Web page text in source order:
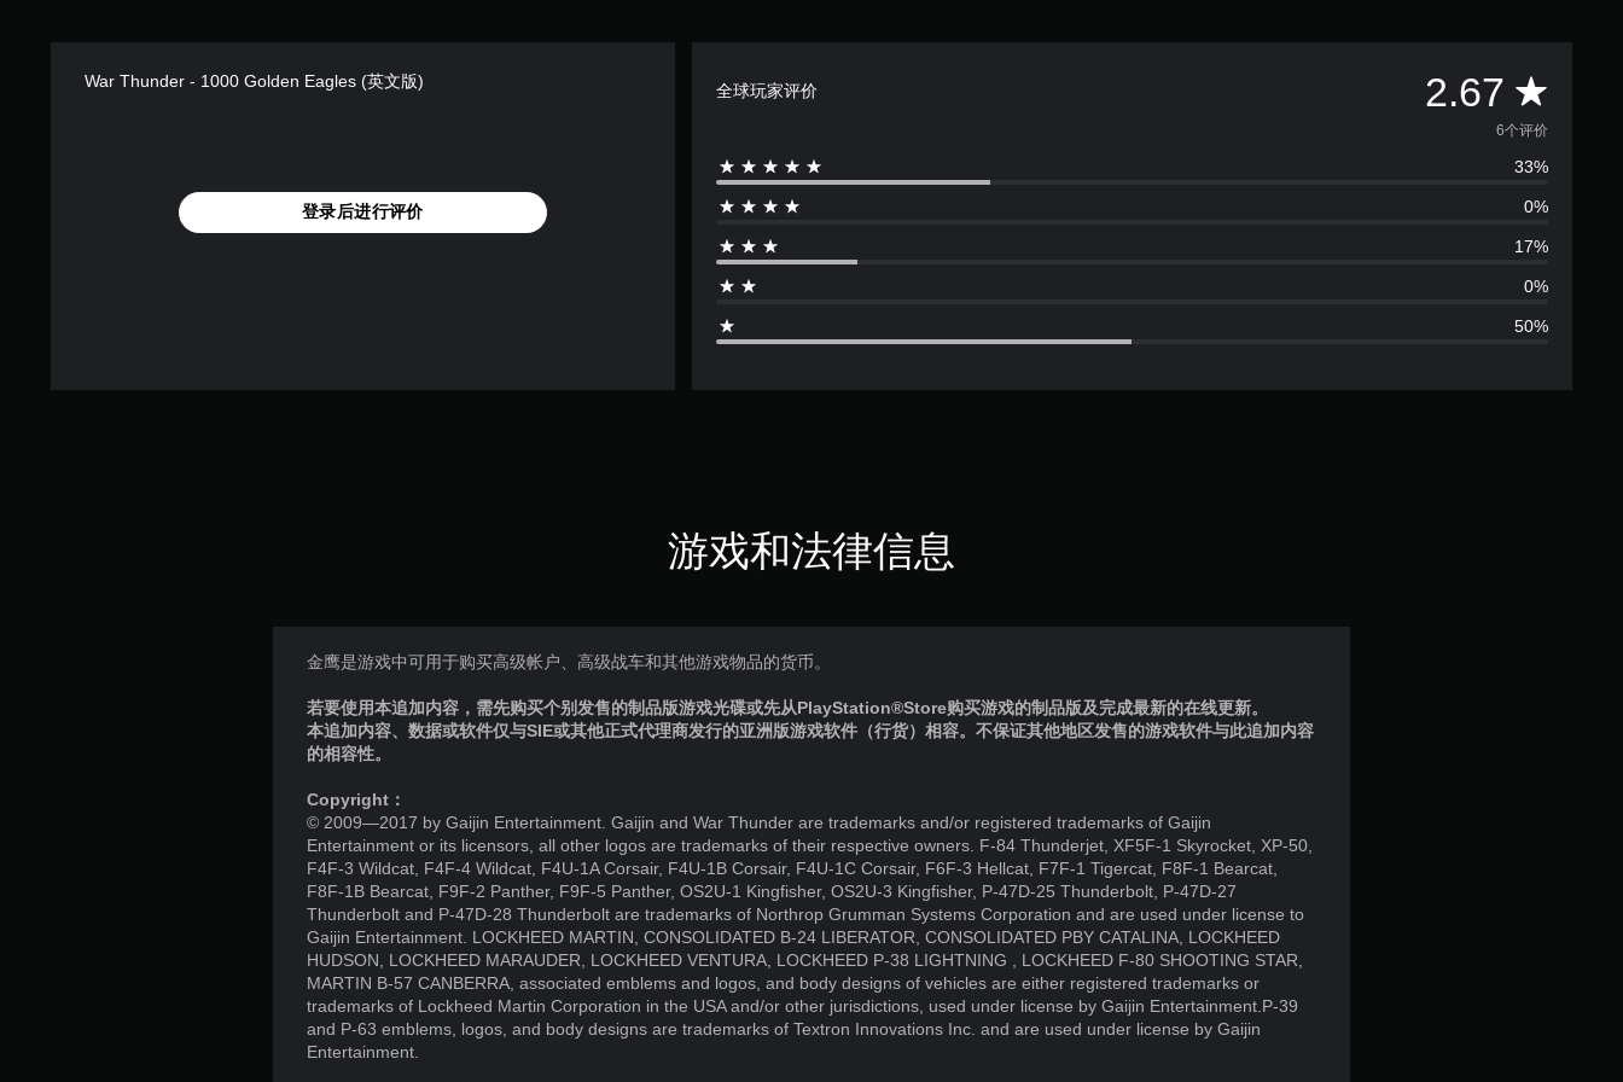
War Thunder - 1000 Golden Eagles (英文版)
登录后进行评价
全球玩家评价 2.67 平
均
评
价
2
.
6
6个评价
33%
0%
17%
0%
50%
游戏和法律信息
金鹰是游戏中可用于购买高级帐户、高级战车和其他游戏物品的货币。
若要使用本追加内容，需先购买个别发售的制品版游戏光碟或先从PlayStation®Store购买游戏的制品版及完成最新的在线更新。
本追加内容、数据或软件仅与SIE或其他正式代理商发行的亚洲版游戏软件（行货）相容。不保证其他地区发售的游戏软件与此追加内容
的相容性。
Copyright：
© 2009—2017 by Gaijin Entertainment. Gaijin and War Thunder are trademarks and/or registered trademarks of Gaijin
Entertainment or its licensors, all other logos are trademarks of their respective owners. F-84 Thunderjet, XF5F-1 Skyrocket, XP-50,
F4F-3 Wildcat, F4F-4 Wildcat, F4U-1A Corsair, F4U-1B Corsair, F4U-1C Corsair, F6F-3 Hellcat, F7F-1 Tigercat, F8F-1 Bearcat,
F8F-1B Bearcat, F9F-2 Panther, F9F-5 Panther, OS2U-1 Kingfisher, OS2U-3 Kingfisher, P-47D-25 Thunderbolt, P-47D-27
Thunderbolt and P-47D-28 Thunderbolt are trademarks of Northrop Grumman Systems Corporation and are used under license to
Gaijin Entertainment. LOCKHEED MARTIN, CONSOLIDATED B-24 LIBERATOR, CONSOLIDATED PBY CATALINA, LOCKHEED
HUDSON, LOCKHEED MARAUDER, LOCKHEED VENTURA, LOCKHEED P-38 LIGHTNING , LOCKHEED F-80 SHOOTING STAR,
MARTIN B-57 CANBERRA, associated emblems and logos, and body designs of vehicles are either registered trademarks or
trademarks of Lockheed Martin Corporation in the USA and/or other jurisdictions, used under license by Gaijin Entertainment.P-39
and P-63 emblems, logos, and body designs are trademarks of Textron Innovations Inc. and are used under license by Gaijin
Entertainment.